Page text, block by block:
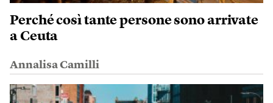
Perché così tante persone sono arrivate
a Ceuta
Annalisa Camilli